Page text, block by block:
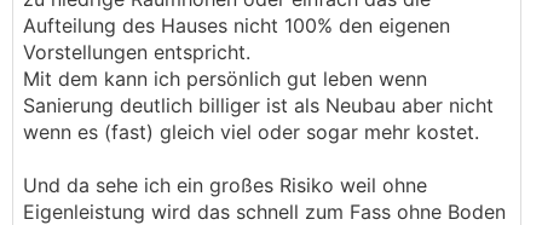
Aufteilung des Hauses nicht 100% den eigenen
Vorstellungen entspricht.
Mit dem kann ich persönlich gut leben wenn
Sanierung deutlich billiger ist als Neubau aber nicht
wenn es (fast) gleich viel oder sogar mehr kostet.
Und da sehe ich ein großes Risiko weil ohne
Eigenleistung wird das schnell zum Fass ohne Boden